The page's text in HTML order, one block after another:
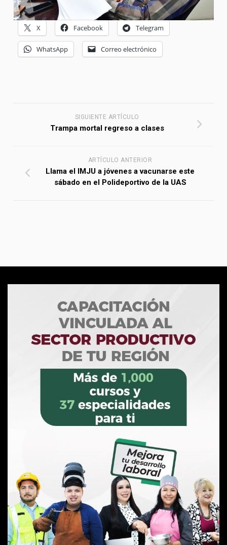
X Facebook Telegram
WhatsApp Correo electrónico
SIGUIENTE ARTÍCULO
Trampa mortal regreso a clases
ARTÍCULO ANTERIOR
Llama el IMJU a jóvenes a vacunarse este
sábado en el Polideportivo de la UAS